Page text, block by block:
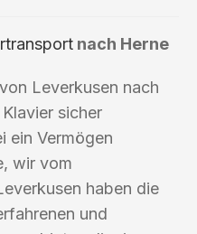
nach Herne
Leverkusen nach
sicher
ein Vermögen
wir vom
haben die
und